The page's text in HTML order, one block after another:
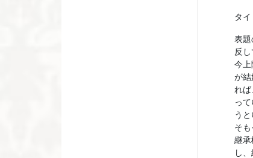
タ
表題
反し
今上
が結
れば
っ
う
そ
継承
し